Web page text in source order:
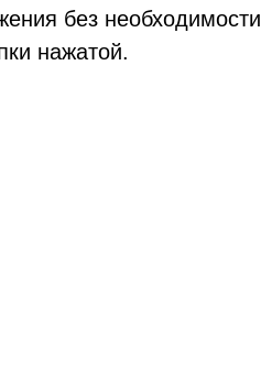
без необходимости
нажатой.